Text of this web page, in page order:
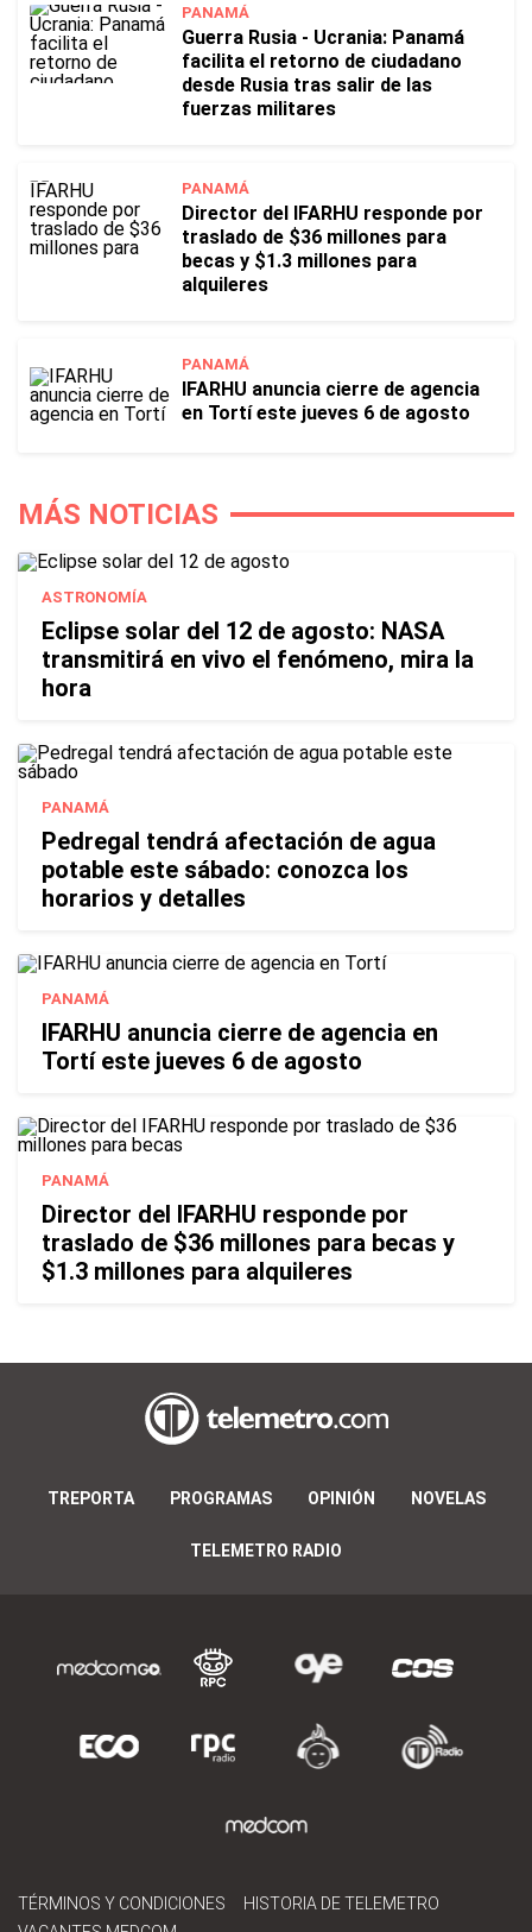
PANAMÁ
Guerra Rusia - Ucrania: Panamá
facilita el retorno de ciudadano
desde Rusia tras salir de las
fuerzas militares
PANAMÁ
Director del IFARHU responde por
traslado de $36 millones para
becas y $1.3 millones para
alquileres
PANAMÁ
IFARHU anuncia cierre de agencia
en Tortí este jueves 6 de agosto
MÁS NOTICIAS
ASTRONOMÍA
Eclipse solar del 12 de agosto: NASA
transmitirá en vivo el fenómeno, mira la
hora
PANAMÁ
Pedregal tendrá afectación de agua
potable este sábado: conozca los
horarios y detalles
PANAMÁ
IFARHU anuncia cierre de agencia en
Tortí este jueves 6 de agosto
PANAMÁ
Director del IFARHU responde por
traslado de $36 millones para becas y
$1.3 millones para alquileres
TREPORTA PROGRAMAS OPINIÓN NOVELAS
TELEMETRO RADIO
TÉRMINOS Y CONDICIONES
HISTORIA DE TELEMETRO